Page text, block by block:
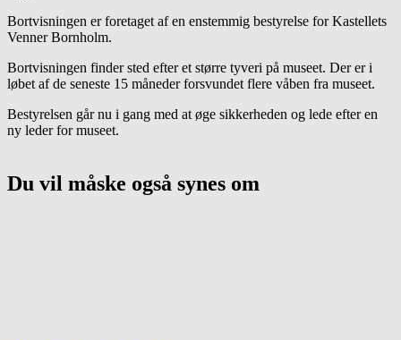
Bortvisningen er foretaget af en enstemmig bestyrelse for Kastellets
Venner Bornholm.
Bortvisningen finder sted efter et større tyveri på museet. Der er i
løbet af de seneste 15 måneder forsvundet flere våben fra museet.
Bestyrelsen går nu i gang med at øge sikkerheden og lede efter en
ny leder for museet.
Du vil måske også synes om